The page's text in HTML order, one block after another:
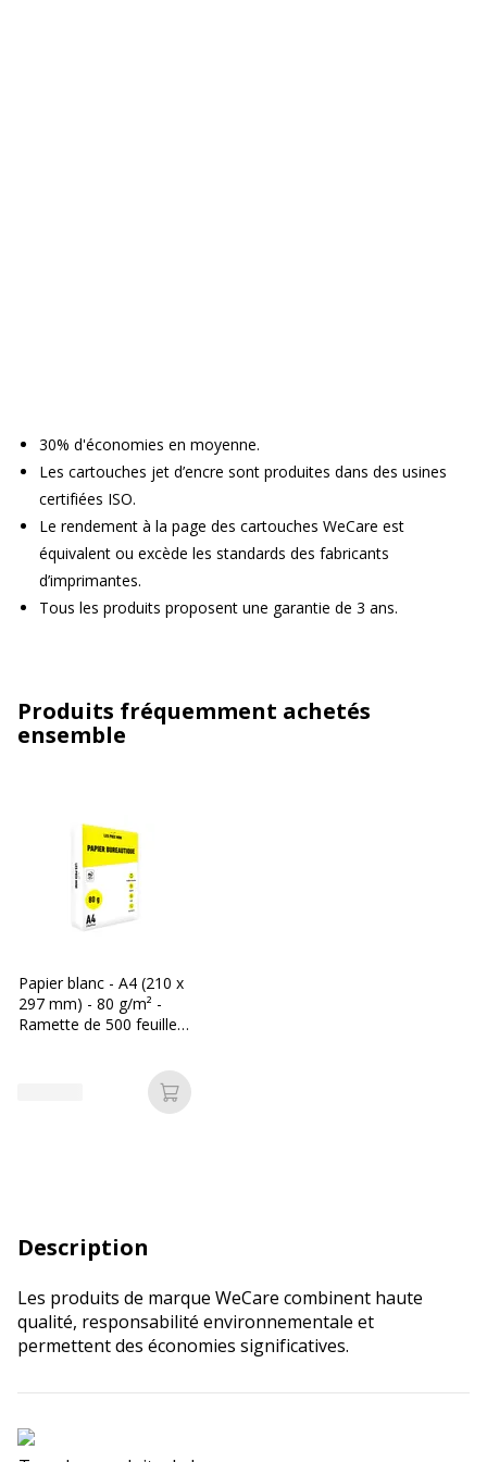
30% d'économies en moyenne.
Les cartouches jet d’encre sont produites dans des usines
certifiées ISO.
Le rendement à la page des cartouches WeCare est
équivalent ou excède les standards des fabricants
d’imprimantes.
Tous les produits proposent une garantie de 3 ans.
Produits fréquemment achetés
ensemble
Papier blanc - A4 (210 x
297 mm) - 80 g/m² -
Ramette de 500 feuilles
Ajouter au panier
Description
Les produits de marque WeCare combinent haute
qualité, responsabilité environnementale et
permettent des économies significatives.